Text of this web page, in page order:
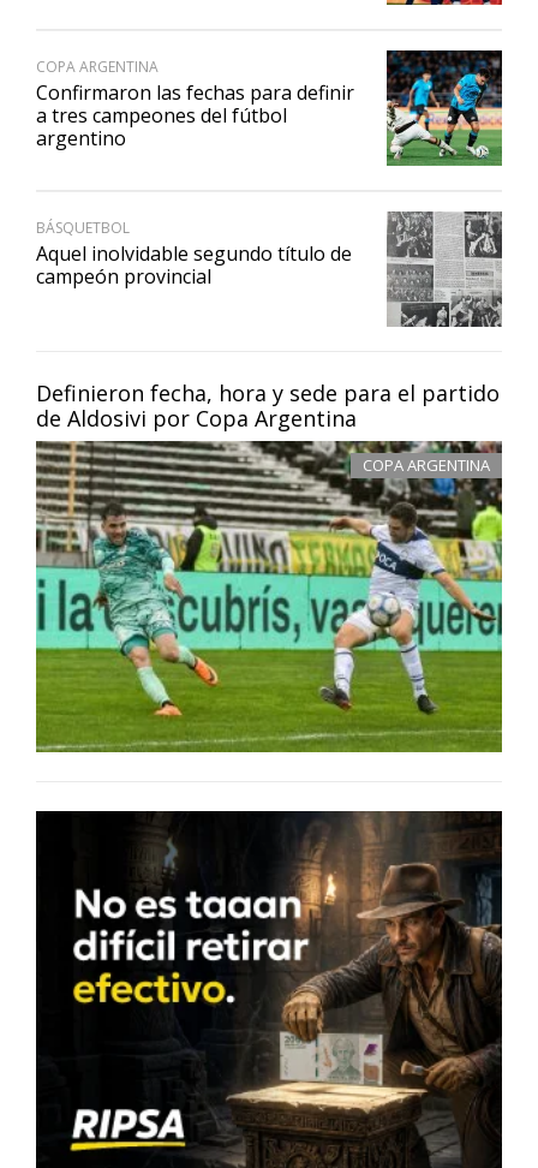
Definieron fecha, hora y sede para el partido
de Aldosivi por Copa Argentina
COPA ARGENTINA
COPA ARGENTINA
Confirmaron las fechas para definir
a tres campeones del fútbol
argentino
BÁSQUETBOL
Aquel inolvidable segundo título de
campeón provincial